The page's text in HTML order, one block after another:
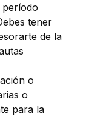
tener
de la
o
o
para la